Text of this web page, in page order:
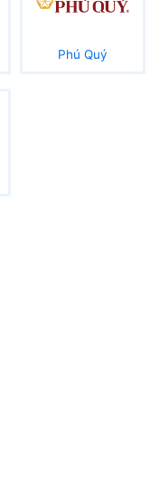
Phú Quý